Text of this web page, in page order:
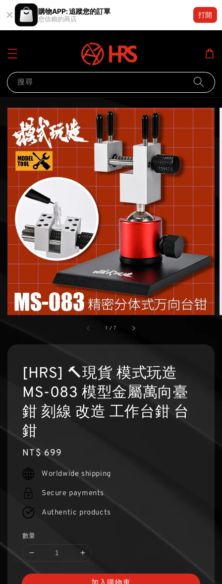
購物APP: 追蹤您的訂單
您信賴的商店
打開
搜尋
1 /7
[HRS] 🔨現貨 模式玩造
MS-083 模型金屬萬向臺
鉗 刻線 改造 工作台鉗 台
鉗
Regular
price
NT$ 699
Worldwide shipping
Secure payments
Authentic products
數量